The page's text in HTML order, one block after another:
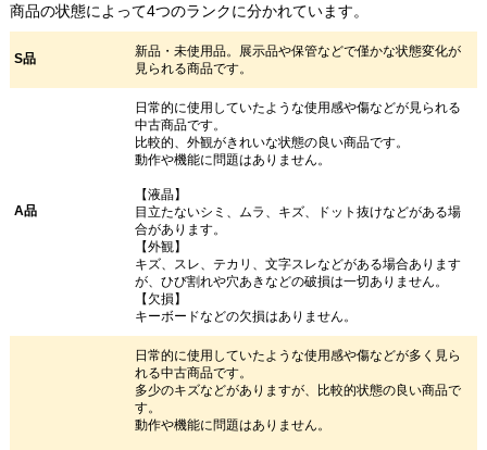
商品の状態によって4つのランクに分かれています。
S品
新品・未使用品。展示品や保管などで僅かな状態変化が
見られる商品です。
A品
日常的に使用していたような使用感や傷などが見られる
中古商品です。
比較的、外観がきれいな状態の良い商品です。
動作や機能に問題はありません。
【液晶】
目立たないシミ、ムラ、キズ、ドット抜けなどがある場
合があります。
【外観】
キズ、スレ、テカリ、文字スレなどがある場合あります
が、ひび割れや穴あきなどの破損は一切ありません。
【欠損】
キーボードなどの欠損はありません。
日常的に使用していたような使用感や傷などが多く見ら
れる中古商品です。
多少のキズなどがありますが、比較的状態の良い商品で
す。
動作や機能に問題はありません。